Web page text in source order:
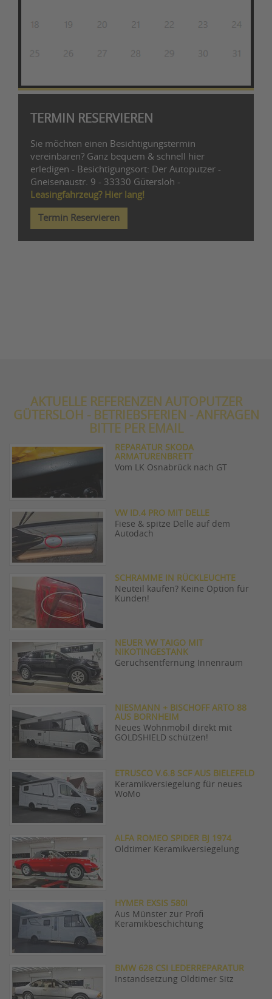
TERMIN RESERVIEREN
Sie möchten einen Besichtigungstermin
vereinbaren? Ganz bequem & schnell hier
erledigen - Besichtigungsort: Der Autoputzer -
Gneisenaustr. 9 - 33330 Gütersloh -
Leasingfahrzeug? Hier lang!
Termin Reservieren
AKTUELLE REFERENZEN AUTOPUTZER
GÜTERSLOH - BETRIEBSFERIEN - ANFRAGEN
BITTE PER EMAIL
REPARATUR SKODA
ARMATURENBRETT
Vom LK Osnabrück nach GT
VW ID.4 PRO MIT DELLE
Fiese & spitze Delle auf dem
Autodach
SCHRAMME IN RÜCKLEUCHTE
Neuteil kaufen? Keine Option für
Kunden!
NEUER VW TAIGO MIT
NIKOTINGESTANK
Geruchsentfernung Innenraum
NIESMANN + BISCHOFF ARTO 88
AUS BORNHEIM
Neues Wohnmobil direkt mit
GOLDSHIELD schützen!
ETRUSCO V.6.8 SCF AUS BIELEFELD
Keramikversiegelung für neues
WoMo
ALFA ROMEO SPIDER BJ 1974
Oldtimer Keramikversiegelung
HYMER EXSIS 580I
Aus Münster zur Profi
Keramikbeschichtung
BMW 628 CSI LEDERREPARATUR
Instandsetzung Oldtimer Sitz